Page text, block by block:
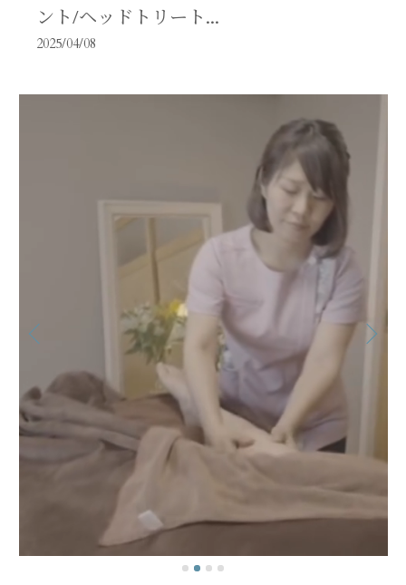
ント/ヘッドトリート...
2025/04/08